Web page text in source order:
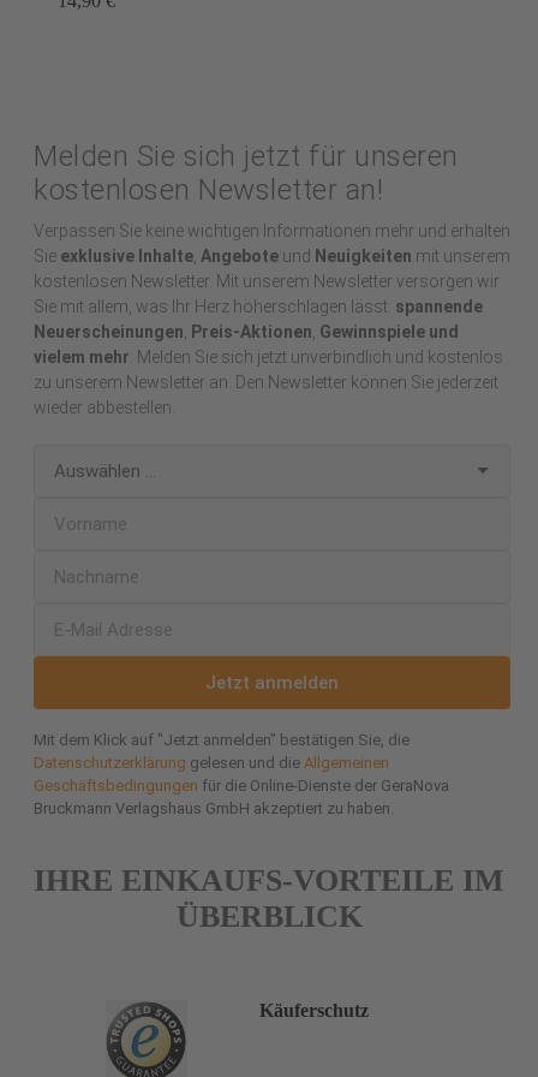
Melden Sie sich jetzt für unseren
kostenlosen Newsletter an!
Verpassen Sie keine wichtigen Informationen mehr und erhalten
Sie exklusive Inhalte, Angebote und Neuigkeiten mit unserem
kostenlosen Newsletter. Mit unserem Newsletter versorgen wir
Sie mit allem, was Ihr Herz höherschlagen lässt: spannende
Neuerscheinungen, Preis-Aktionen, Gewinnspiele und
vielem mehr . Melden Sie sich jetzt unverbindlich und kostenlos
zu unserem Newsletter an. Den Newsletter können Sie jederzeit
wieder abbestellen.
Jetzt anmelden
Mit dem Klick auf "Jetzt anmelden" bestätigen Sie, die
Datenschutzerklärung gelesen und die Allgemeinen
Geschäftsbedingungen für die Online-Dienste der GeraNova
Bruckmann Verlagshaus GmbH akzeptiert zu haben.
IHRE EINKAUFS-VORTEILE IM
ÜBERBLICK
Käuferschutz